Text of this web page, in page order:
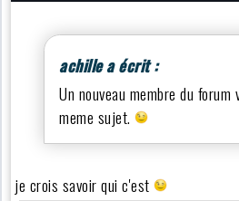
achille a écrit :
Un nouveau membre du forum
meme sujet.
je crois savoir qui c'est